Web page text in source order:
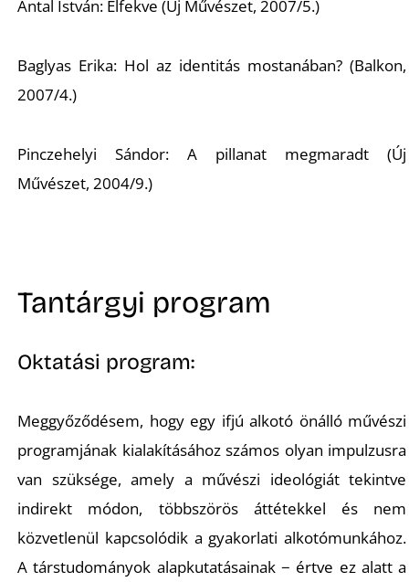
Antal István: Elfekve (Új Művészet, 2007/5.)
Baglyas Erika: Hol az identitás mostanában? (Balkon,
2007/4.)
Pinczehelyi Sándor: A pillanat megmaradt (Új
Művészet, 2004/9.)
Tantárgyi program
Oktatási program:
Meggyőződésem, hogy egy ifjú alkotó önálló művészi
programjának kialakításához számos olyan impulzusra
van szüksége, amely a művészi ideológiát tekintve
indirekt módon, többszörös áttétekkel és nem
közvetlenül kapcsolódik a gyakorlati alkotómunkához.
A társtudományok alapkutatásainak − értve ez alatt a